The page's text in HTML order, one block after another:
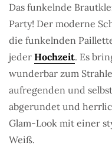
Das funkelnde
Party! Der moderne
die funkelnden
jeder Hochzeit. Es
wunderbar zum
aufregenden und
abgerundet und
Glam-Look mit einer
Weiß.